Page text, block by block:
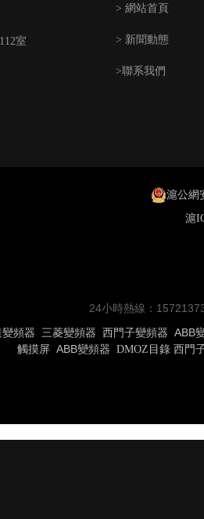
室
> 網站首頁
> 新聞動態
>聯系我們
滬公網
滬
24小時熱線：
頻器 三菱變頻器 西門子變頻器 ABB
觸摸屏 ABB變頻器 DMOZ目錄 西門